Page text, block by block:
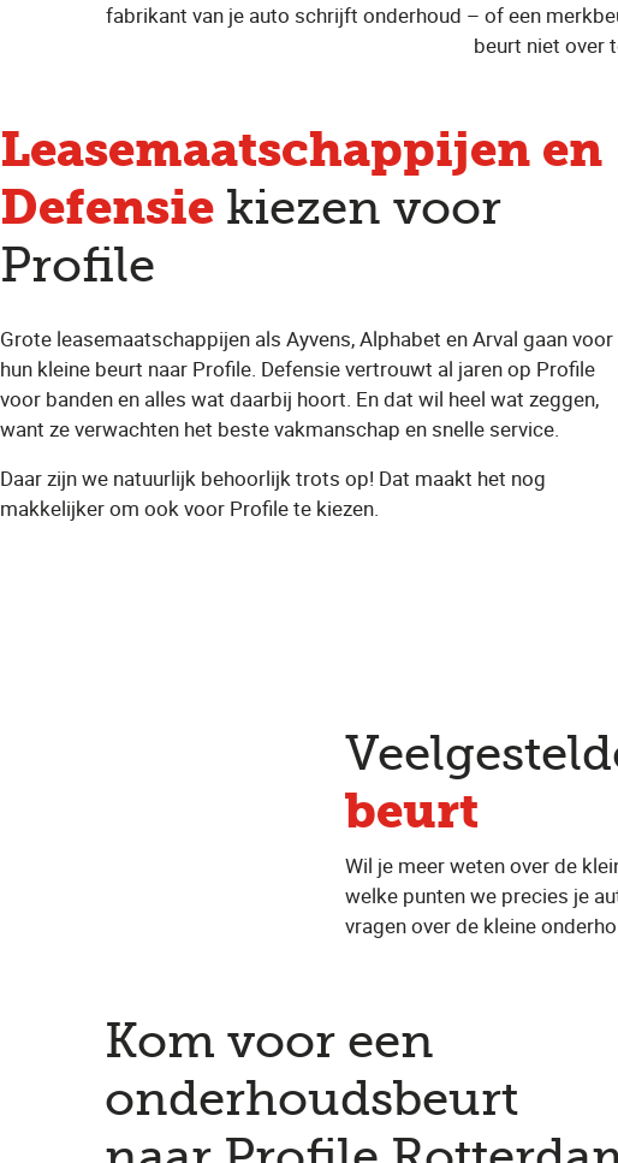
fabrikant van je auto schrijft onderhoud – of een
beurt niet over
Leasemaatschappijen en
Defensie kiezen voor
Profile
Grote leasemaatschappijen als Ayvens, Alphabet en Arval gaan voor
hun kleine beurt naar Profile. Defensie vertrouwt al jaren op Profile
voor banden en alles wat daarbij hoort. En dat wil heel wat zeggen,
want ze verwachten het beste vakmanschap en snelle service.
Daar zijn we natuurlijk behoorlijk trots op! Dat maakt het nog
makkelijker om ook voor Profile te kiezen.
beurt
Wil je meer weten over de
welke punten we precies je
vragen over de kleine
Kom voor een
onderhoudsbeurt